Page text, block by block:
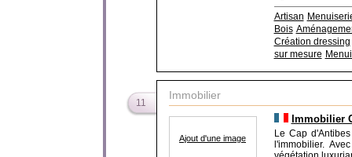
Artisan
Bois
Création dressing
sur mesure
11
Immobilier
Ajout d'une image
Immobilier
Le Cap
l'immobilier.